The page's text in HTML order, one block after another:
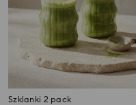
Szklanki 2 pack